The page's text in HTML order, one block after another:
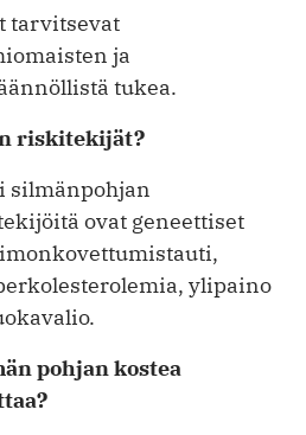
tarvitsevat
ja
tukea.
riskitekijät?
silmänpohjan
ovat geneettiset
ylipaino
pohjan kostea